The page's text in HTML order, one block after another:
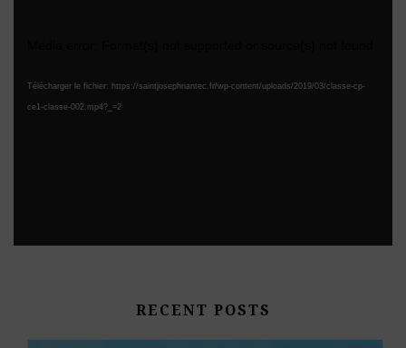
Télécharger le fichier: https://saintjosephriantec.fr/wp-content/uploads/2019/03/classe-cp-
ce1-classe-002.mp4?_=2
RECENT POSTS